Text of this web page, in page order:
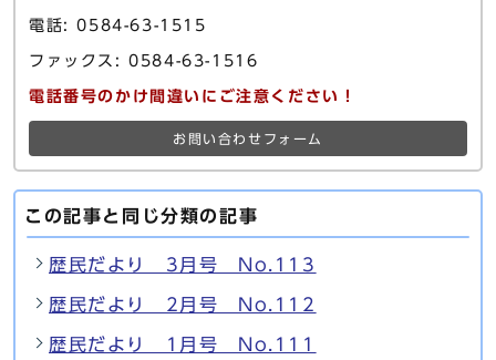
電話: 0584-63-1515
ファックス: 0584-63-1516
電話番号のかけ間違いにご注意ください！
お問い合わせフォーム
この記事と同じ分類の記事
歴民だより 3月号 No.113
歴民だより 2月号 No.112
歴民だより 1月号 No.111